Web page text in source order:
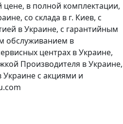
в полной комплектации,
со склада в г. Киев, с
в Украине, с гарантийным
обслуживанием в
центрах в Украине,
Производителя в Украине,
Украине с акциями и